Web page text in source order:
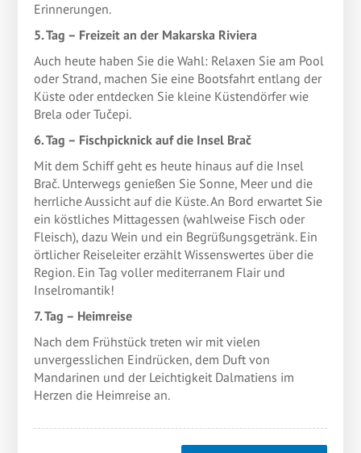
Erinnerungen.
5. Tag – Freizeit an der Makarska Riviera
Auch heute haben Sie die Wahl: Relaxen Sie am Pool
oder Strand, machen Sie eine Bootsfahrt entlang der
Küste oder entdecken Sie kleine Küstendörfer wie
Brela oder Tučepi.
6. Tag – Fischpicknick auf die Insel Brač
Mit dem Schiff geht es heute hinaus auf die Insel
Brač. Unterwegs genießen Sie Sonne, Meer und die
herrliche Aussicht auf die Küste. An Bord erwartet Sie
ein köstliches Mittagessen (wahlweise Fisch oder
Fleisch), dazu Wein und ein Begrüßungsgetränk. Ein
örtlicher Reiseleiter erzählt Wissenswertes über die
Region. Ein Tag voller mediterranem Flair und
Inselromantik!
7. Tag – Heimreise
Nach dem Frühstück treten wir mit vielen
unvergesslichen Eindrücken, dem Duft von
Mandarinen und der Leichtigkeit Dalmatiens im
Herzen die Heimreise an.